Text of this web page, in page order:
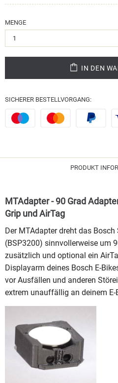
MENGE
IN DEN
SICHERER BESTELLVORGANG:
PRODUKT
MTAdapter - 90 Grad
Grip und AirTag
Der MTAdapter dreht das
(BSP3200) sinnvollerweise um
zusätzlich und optional ein
Displayarm deines Bosch E-
vor Ausfällen und anderen
extrem unauffällig an deinem E-